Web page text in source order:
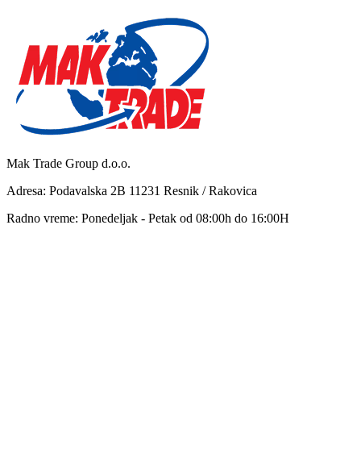
Mak Trade Group d.o.o.
Adresa: Podavalska 2B 11231 Resnik / Rakovica
Radno vreme: Ponedeljak - Petak od 08:00h do 16:00H